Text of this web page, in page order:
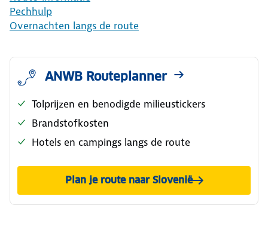
Pechhulp
Overnachten langs de route
ANWB Routeplanner
Tolprijzen en benodigde milieustickers
Brandstofkosten
Hotels en campings langs de route
Plan je route naar Slovenië